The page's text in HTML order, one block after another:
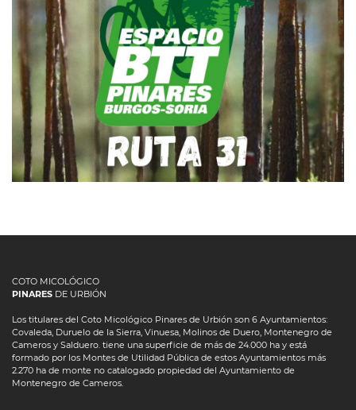
RUTA BTT 31 – SIERRA DE
HORMAZAS
COTO MICOLÓGICO
PINARES DE URBIÓN
Los titulares del Coto Micológico Pinares de Urbión son 6 Ayuntamientos:
Covaleda, Duruelo de la Sierra, Vinuesa, Molinos de Duero, Montenegro de
Cameros y Salduero. tiene una superficie de más de 24.000 ha y está
formado por los Montes de Utilidad Pública de estos Ayuntamientos más
2.270 ha de monte no catalogado propiedad del Ayuntamiento de
Montenegro de Cameros.